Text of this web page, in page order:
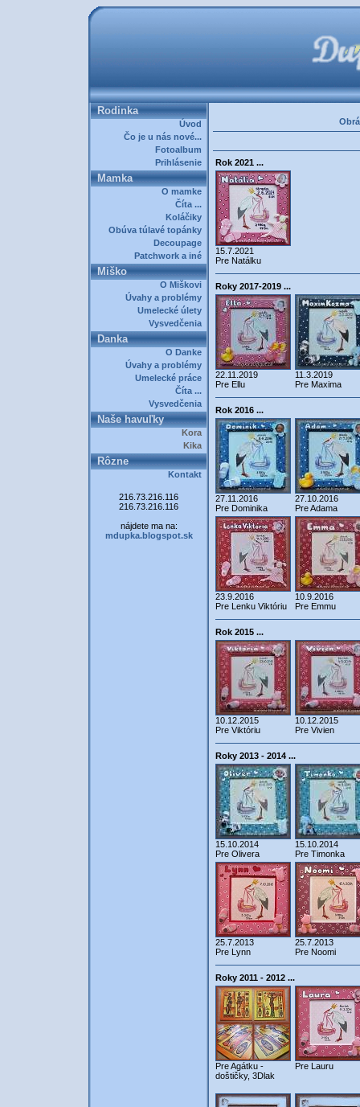
Rodinka
Úvod
Čo je u nás nové...
Fotoalbum
Prihlásenie
Mamka
O mamke
Číta ...
Koláčiky
Obúva túlavé topánky
Decoupage
Patchwork a iné
Miško
O Miškovi
Úvahy a problémy
Umelecké úlety
Vysvedčenia
Danka
O Danke
Úvahy a problémy
Umelecké práce
Číta ...
Vysvedčenia
Naše havuľky
Kora
Kika
Rôzne
Kontakt
216.73.216.116
216.73.216.116
nájdete ma na:
mdupka.blogspot.sk
Rok 2021 ...
15.7.2021
Pre Natálku
Roky 2017-2019 ...
22.11.2019
Pre Ellu
11.3.2019
Pre Maxima
Rok 2016 ...
27.11.2016
Pre Dominika
27.10.2016
Pre Adama
23.9.2016
Pre Lenku Viktóriu
10.9.2016
Pre Emmu
Rok 2015 ...
10.12.2015
Pre Viktóriu
10.12.2015
Pre Vivien
Roky 2013 - 2014 ...
15.10.2014
Pre Olivera
15.10.2014
Pre Timonka
25.7.2013
Pre Lynn
25.7.2013
Pre Noomi
Roky 2011 - 2012 ...
Pre Agátku -
doštičky, 3Dlak
Pre Lauru